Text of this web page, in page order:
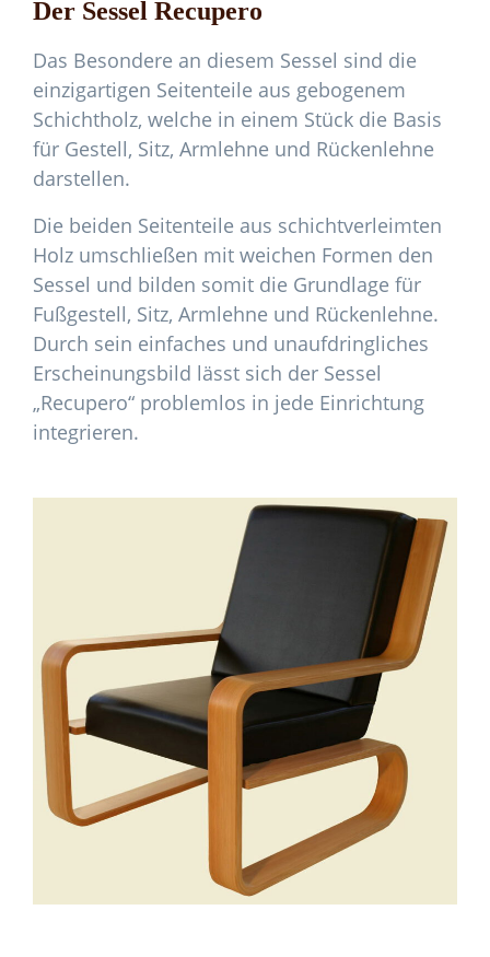
Der Sessel Recupero
Das Besondere an diesem Sessel sind die
einzigartigen Seitenteile aus gebogenem
Schichtholz, welche in einem Stück die Basis
für Gestell, Sitz, Armlehne und Rückenlehne
darstellen.
Die beiden Seitenteile aus schichtverleimten
Holz umschließen mit weichen Formen den
Sessel und bilden somit die Grundlage für
Fußgestell, Sitz, Armlehne und Rückenlehne.
Durch sein einfaches und unaufdringliches
Erscheinungsbild lässt sich der Sessel
„Recupero“ problemlos in jede Einrichtung
integrieren.